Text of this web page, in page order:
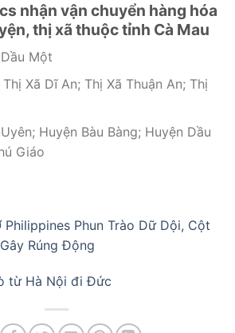
nhận vận chuyển hàng hóa
thị xã thuộc tỉnh Cà Mau
Một
Xã Dĩ An; Thị Xã Thuận An; Thị
Huyện Bàu Bàng; Huyện Dầu
Giáo
Philippines Phun Trào Dữ Dội, Cột
Rúng Động
từ Hà Nội đi Đức